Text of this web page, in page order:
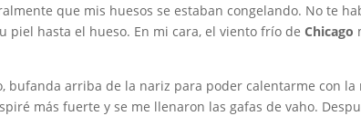
que mis huesos se estaban congelando. No te
piel hasta el hueso. En mi cara, el viento frío deChicago
bufanda arriba de la nariz para poder calentarme con
más fuerte y se me llenaron las gafas de vaho.